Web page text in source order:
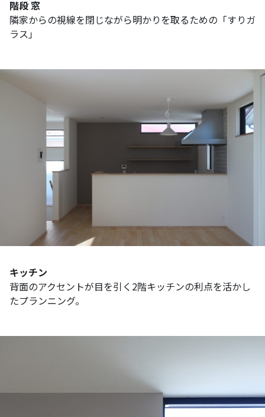
階段 窓
隣家からの視線を閉じながら明かりを取るための「すりガ
ラス」
キッチン
背面のアクセントが目を引く2階キッチンの利点を活かし
たプランニング。